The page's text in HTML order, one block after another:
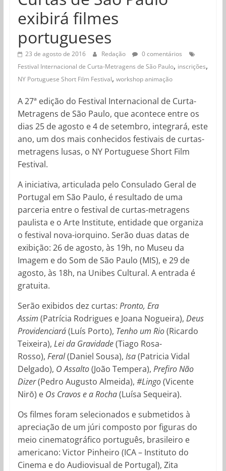
exibirá filmes
portugueses
23 de agosto de 2016 Redação
0 comentários
Festival Internacional de Curta-Metragens de São Paulo, inscrições,
NY Portuguese Short Film Festival, workshop animação
A 27ª edição do Festival Internacional de Curta-
Metragens de São Paulo, que acontece entre os
dias 25 de agosto e 4 de setembro, integrará, este
ano, um dos mais conhecidos festivais de curtas-
metragens lusas, o NY Portuguese Short Film
Festival.
A iniciativa, articulada pelo Consulado Geral de
Portugal em São Paulo, é resultado de uma
parceria entre o festival de curtas-metragens
paulista e o Arte Institute, entidade que organiza
o festival nova-iorquino. Serão duas datas de
exibição: 26 de agosto, às 19h, no Museu da
Imagem e do Som de São Paulo (MIS), e 29 de
agosto, às 18h, na Unibes Cultural. A entrada é
gratuita.
Serão exibidos dez curtas: Pronto, Era
Assim (Patrícia Rodrigues e Joana Nogueira), Deus
Providenciará(Luís Porto), Tenho um Rio(Ricardo
Teixeira), Lei da Gravidade(Tiago Rosa-
Rosso), Feral(Daniel Sousa), Isa(Patricia Vidal
Delgado), O Assalto(João Tempera), Prefiro Não
Dizer(Pedro Augusto Almeida), #Lingo(Vicente
Nirō) e Os Cravos e a Rocha(Luísa Sequeira).
Os filmes foram selecionados e submetidos à
apreciação de um júri composto por figuras do
meio cinematográfico português, brasileiro e
americano: Victor Pinheiro (ICA – Instituto do
Cinema e do Audiovisual de Portugal), Zita